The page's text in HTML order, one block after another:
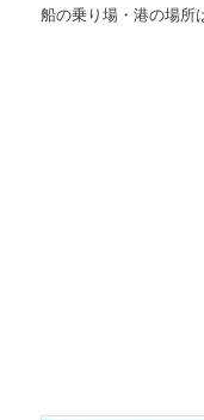
船の乗り場・港の場所